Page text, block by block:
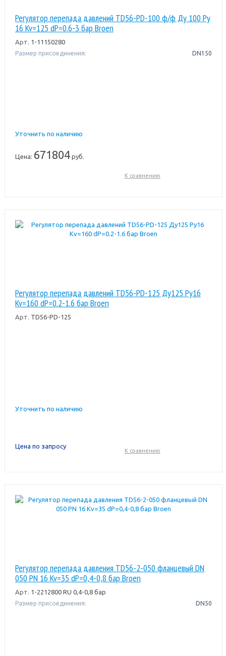
Регулятор перепада давлений TD56-PD-100 ф/ф Ду 100 Ру
16 Kv=125 dP=0.6-3 бар Broen
Арт. 1-11150280
Размер присоединения: DN150
Уточнить по наличию
Цена: 671804руб.
К сравнению
Регулятор перепада давлений TD56-PD-125 Ду125 Ру16
Kv=160 dP=0.2-1.6 бар Broen
Арт. TD56-PD-125
Уточнить по наличию
Цена по запросу
К сравнению
Регулятор перепада давления TD56-2-050 фланцевый DN
050 PN 16 Kv=35 dP=0,4-0,8 бар Broen
Арт. 1-2212800 RU 0,4-0,8 бар
Размер присоединения: DN50